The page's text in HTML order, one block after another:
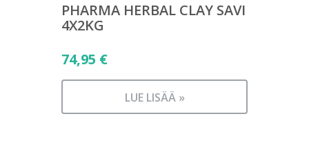
PHARMA HERBAL CLAY SAVI
4X2KG
74,95 €
LUE LISÄÄ »